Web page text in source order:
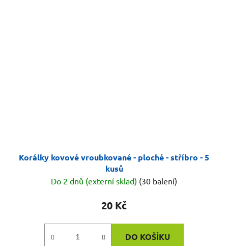
Korálky kovové vroubkované - ploché - stříbro - 5
kusů
Do 2 dnů (externí sklad) (30 balení)
20 Kč
DO KOŠÍKU